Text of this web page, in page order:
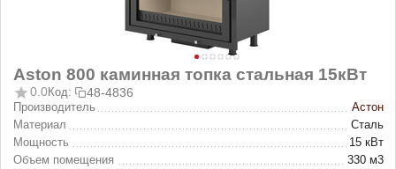
Aston 800 каминная топка стальная 15кВт
0.0 Код: 48-4836
Производитель
Астон
Материал
Сталь
Мощность
15 кВт
Объем помещения
330 м3